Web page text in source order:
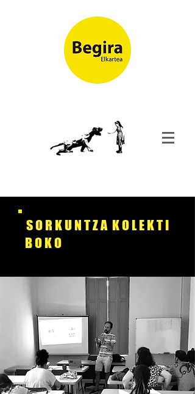
S O R K U N T Z A K O L E K T I
B O K O